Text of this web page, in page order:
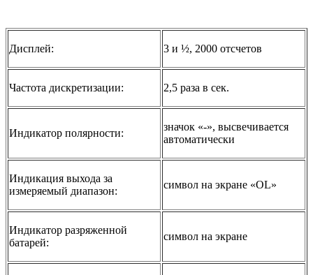
Дисплей: 3 и ½, 2000 отсчетов
Частота дискретизации: 2,5 раза в сек.
Индикатор полярности:
значок «-», высвечивается
автоматически
Индикация выхода за
измеряемый диапазон:
символ на экране «OL»
Индикатор разряженной
батарей:
символ на экране